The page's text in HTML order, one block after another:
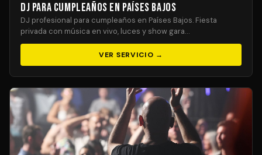
DJ para Cumpleaños en Países Bajos
DJ profesional para cumpleaños en Países Bajos. Fiesta
privada con música en vivo, luces y show gara…
VER SERVICIO →